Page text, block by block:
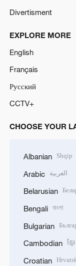
Divertisment
EXPLORE MORE
English
Français
Русский
CCTV+
CHOOSE YOUR
Albanian Shqip
Arabic العربية
Belarusian
Bengali বাংলা
Bulgarian
Cambodian ខ្មែរ
Croatian